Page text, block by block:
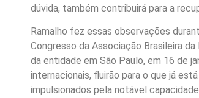
dúvida, também contribuirá para a
Ramalho fez essas observações
Congresso da Associação Brasileira
da entidade em São Paulo, em 16 de
internacionais, fluirão para o que já
impulsionados pela notável